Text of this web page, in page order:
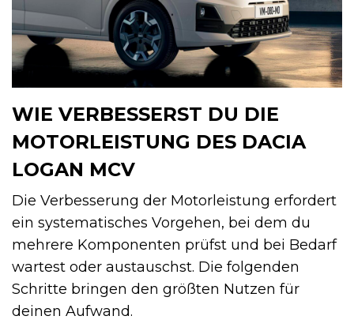
WIE VERBESSERST DU DIE
MOTORLEISTUNG DES DACIA
LOGAN MCV
Die Verbesserung der Motorleistung erfordert
ein systematisches Vorgehen, bei dem du
mehrere Komponenten prüfst und bei Bedarf
wartest oder austauschst. Die folgenden
Schritte bringen den größten Nutzen für
deinen Aufwand.